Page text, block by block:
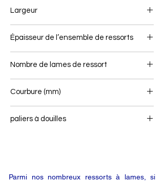
Largeur
Épaisseur de l’ensemble de ressorts
Nombre de lames de ressort
Courbure (mm)
paliers à douilles
Parmi nos nombreux ressorts à lames, si